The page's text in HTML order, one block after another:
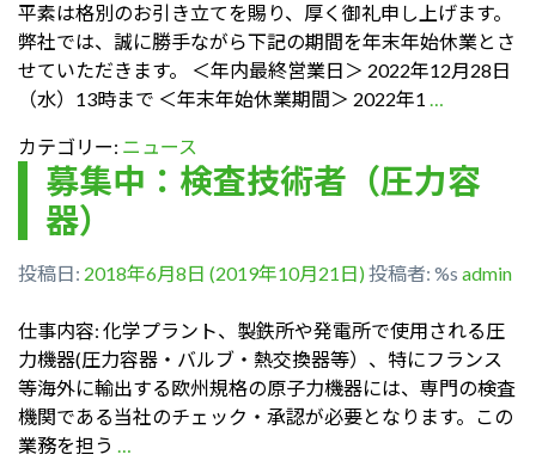
平素は格別のお引き立てを賜り、厚く御礼申し上げます。
弊社では、誠に勝手ながら下記の期間を年末年始休業とさ
せていただきます。 ＜年内最終営業日＞ 2022年12月28日
（水）13時まで ＜年末年始休業期間＞ 2022年1 …
カテゴリー: ニュース
募集中：検査技術者（圧力容
器）
投稿日: 2018年6月8日 (2019年10月21日) 投稿者: %s admin
仕事内容: 化学プラント、製鉄所や発電所で使用される圧
力機器(圧力容器・バルブ・熱交換器等）、特にフランス
等海外に輸出する欧州規格の原子力機器には、専門の検査
機関である当社のチェック・承認が必要となります。この
業務を担う …